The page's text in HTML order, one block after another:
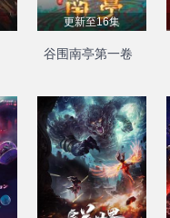
更新至16集
谷围南亭第一卷